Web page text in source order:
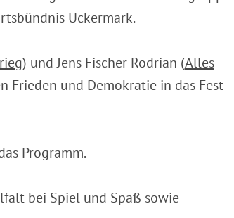
Uckermark.
) und Jens Fischer Rodrian (Alles
Frieden und Demokratie in das Fest
Programm.
bei Spiel und Spaß sowie